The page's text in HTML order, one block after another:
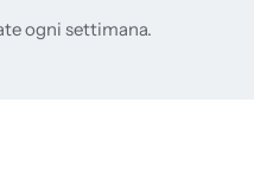
ogni settimana.